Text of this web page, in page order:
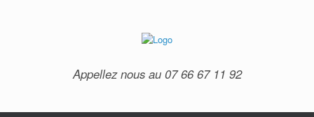
Appellez nous au 07 66 67 11 92